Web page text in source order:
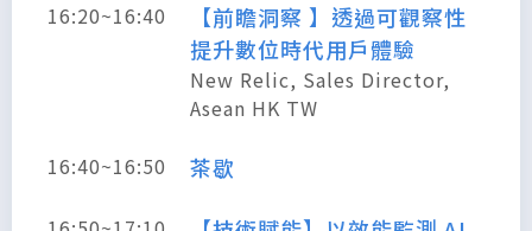
16:20~16:40
【前瞻洞察 】透過可觀察性
提升數位時代用戶體驗
New Relic, Sales Director,
Asean HK TW
16:40~16:50 茶歇